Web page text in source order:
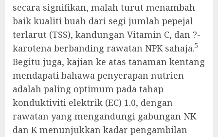
secara signifikan, malah turut menambah
baik kualiti buah dari segi jumlah pepejal
terlarut (TSS), kandungan Vitamin C, dan ?-
karotena berbanding rawatan NPK sahaja.5
Begitu juga, kajian ke atas tanaman kentang
mendapati bahawa penyerapan nutrien
adalah paling optimum pada tahap
konduktiviti elektrik (EC) 1.0, dengan
rawatan yang mengandungi gabungan NK
dan K menunjukkan kadar pengambilan